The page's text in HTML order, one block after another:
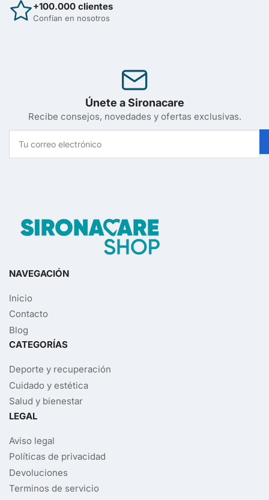
+100.000 clientes
Confían en nosotros
Únete a Sironacare
Recibe consejos, novedades y ofertas exclusivas.
correo
electrónico
NAVEGACIÓN
Inicio
Contacto
Blog
CATEGORÍAS
Deporte y recuperación
Cuidado y estética
Salud y bienestar
LEGAL
Aviso legal
Políticas de privacidad
Devoluciones
Terminos de servicio